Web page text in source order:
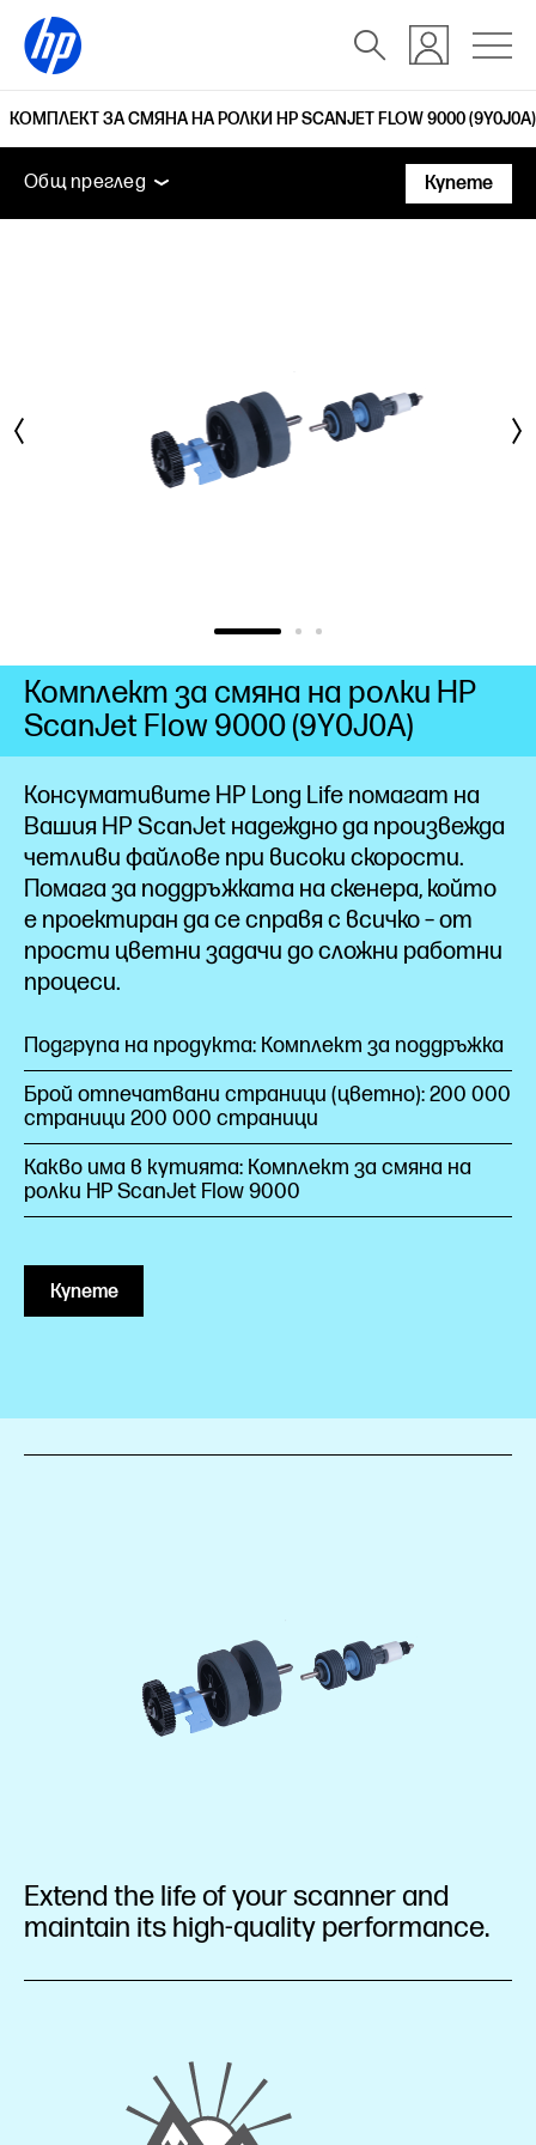
КОМПЛЕКТ ЗА СМЯНА НА РОЛКИ HP SCANJET FLOW 9000 (9Y0J0A)
Общ преглед
Поддръжка
Общ преглед
Купете
Консумативите HP Long Life помагат на
Вашия HP ScanJet надеждно да произвежда
четливи файлове при високи скорости.
Помага за поддръжката на скенера, който
е проектиран да се справя с всичко – от
прости цветни задачи до сложни работни
процеси.
Подгрупа на продукта: Комплект за поддръжка
Брой отпечатвани страници (цветно): 200 000
страници 200 000 страници
Какво има в кутията: Комплект за смяна на
ролки HP ScanJet Flow 9000
Купете
Комплект за смяна на ролки HP
ScanJet Flow 9000 (9Y0J0A)
Extend the life of your scanner and
maintain its high-quality performance.